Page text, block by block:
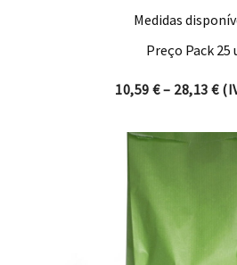
Medidas
Preço Pack 25
10,59€– 28,13€